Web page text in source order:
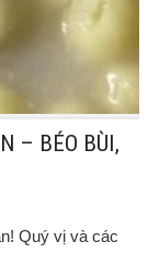
– BÉO BÙI,
Quý vị và các